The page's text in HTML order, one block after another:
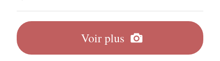
Voir plus